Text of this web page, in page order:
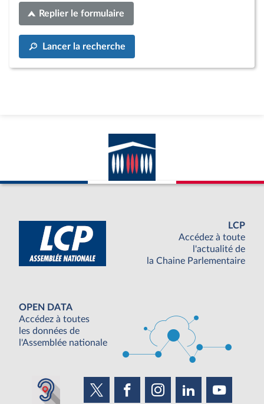
Replier le formulaire
Lancer la recherche
LCP
Accédez à toute
l'actualité de
la Chaine Parlementaire
OPEN DATA
Accédez à toutes
les données de
l'Assemblée nationale